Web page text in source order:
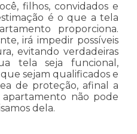
filhos, convidados e
é o que a tela
proporciona.
irá impedir possíveis
evitando verdadeiras
tela seja funcional,
sejam qualificados e
de proteção, afinal a
não pode
dela.